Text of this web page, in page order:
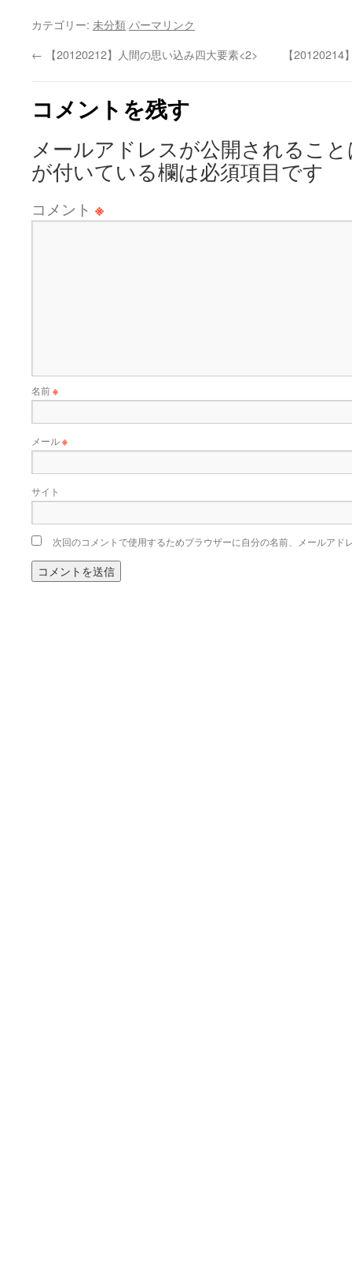
カテゴリー: 未分類 パーマリンク
← 【20120212】人間の思い込み四大要素<2> 【
コメントを残す
メールアドレスが公開されるこ
が付いている欄は必須項目です
コメント ※
名前※
メール※
サイト
次回のコメントで使用するためブラウザーに自分の名前、メールアド